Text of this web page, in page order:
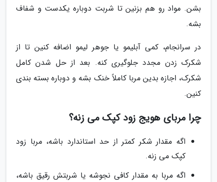
بشن. مواد رو هم بزنین تا شربت دوباره یکدست و شفاف
بشه.
در سرانجام، کمی آبلیمو یا جوهر لیمو اضافه کنین تا از
شکرک زدن مجدد جلوگیری کنه. بعد از حل شدن کامل
شکرک، اجازه بدین مربا کاملاً خنک بشه و دوباره بسته بندی
کنین.
چرا مربای هویج زود کپک می زنه؟
اگه مقدار شکر کمتر از حد استاندارد باشه، مربا زود
کپک می زنه.
اگه مربا به مقدار کافی نجوشه یا شربتش رقیق باشه،